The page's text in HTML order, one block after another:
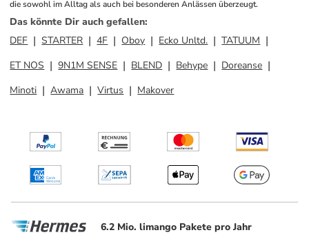
die sowohl im Alltag als auch bei besonderen Anlässen überzeugt.
Das könnte Dir auch gefallen:
DEF
STARTER 4F Oboy Ecko Unltd.
TATUUM
ET NOS
9N1M SENSE BLEND Behype
Doreanse
Minoti
Awama Virtus Makover
6.2 Mio. limango Pakete pro Jahr